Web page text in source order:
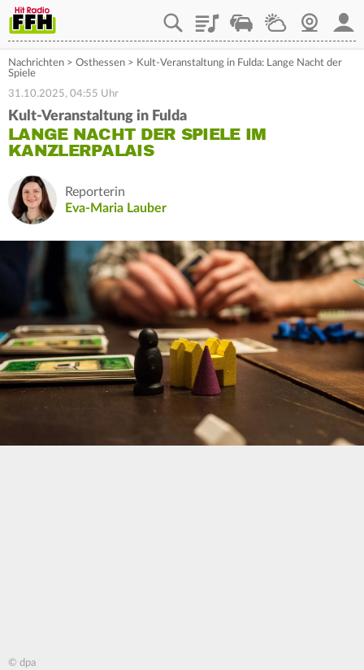
PlaylistStaupilotWetterWebcam
Nachrichten > Osthessen > Kult-Veranstaltung in Fulda: Lange Nacht der
Spiele
31.10.2025, 04:55 Uhr
Kult-Veranstaltung in Fulda
LANGE NACHT DER SPIELE IM
KANZLERPALAIS
Reporterin
Eva-Maria Lauber
© dpa